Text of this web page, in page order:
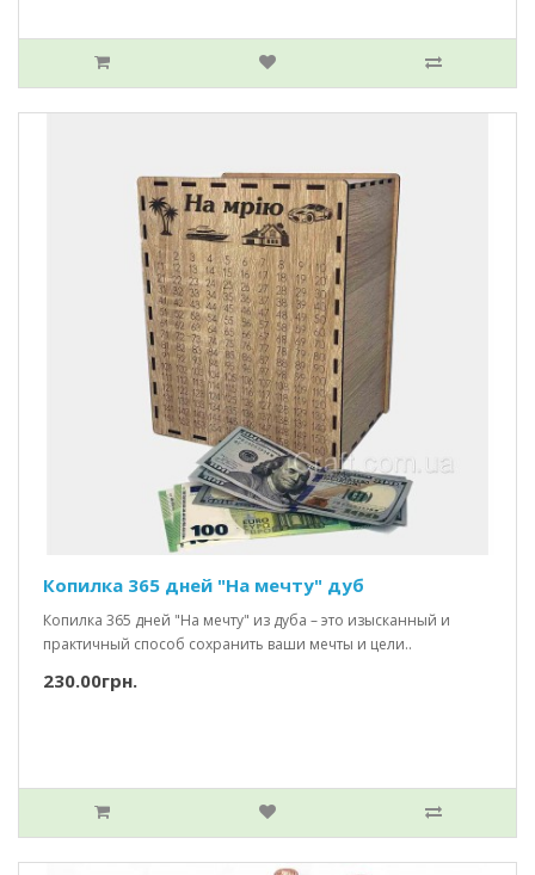
Копилка 365 дней "На мечту" дуб
Копилка 365 дней "На мечту" из дуба – это изысканный и
практичный способ сохранить ваши мечты и цели..
230.00грн.